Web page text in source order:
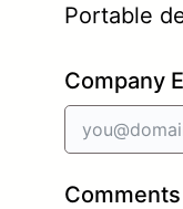
Portable
Company